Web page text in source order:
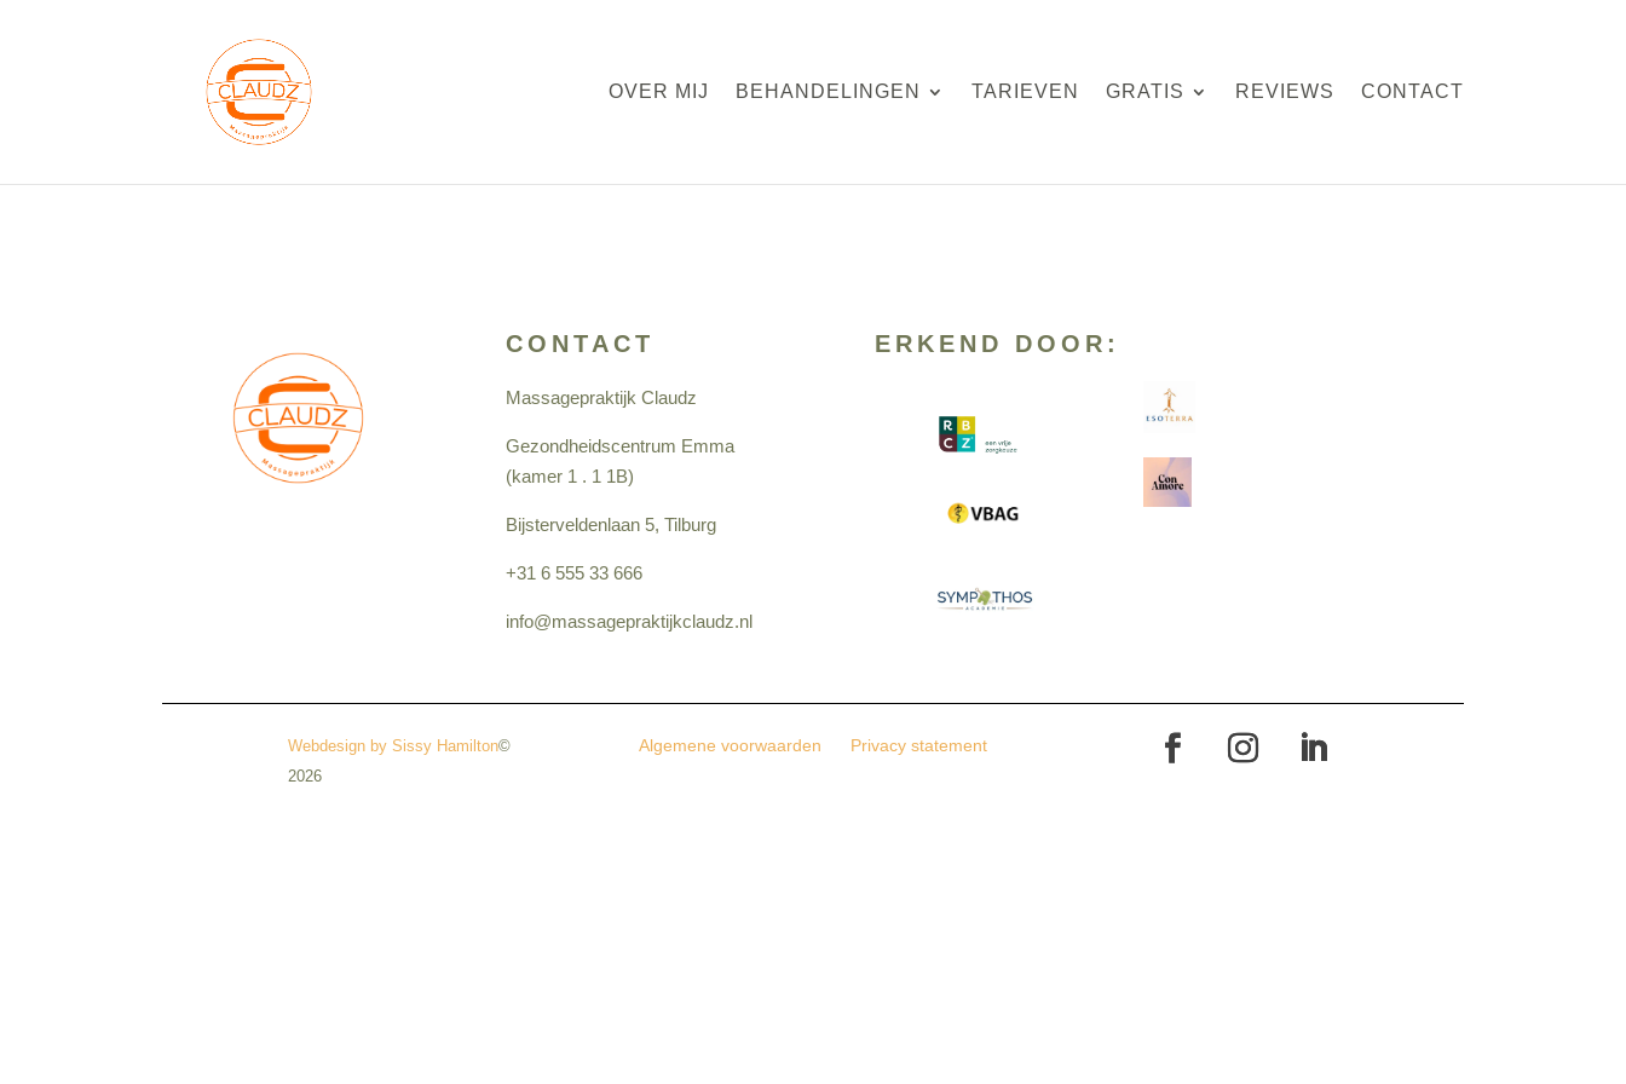
OVER MIJ BEHANDELINGEN TARIEVEN GRATIS REVIEWS CONTACT
CONTACT
Massagepraktijk Claudz
Gezondheidscentrum Emma
(kamer 1 . 1 1B)
Bijsterveldenlaan 5, Tilburg
+31 6 555 33 666
info@massagepraktijkclaudz.nl
ERKEND DOOR:
Webdesign by Sissy Hamilton©
2026
Algemene voorwaarden Privacy statement